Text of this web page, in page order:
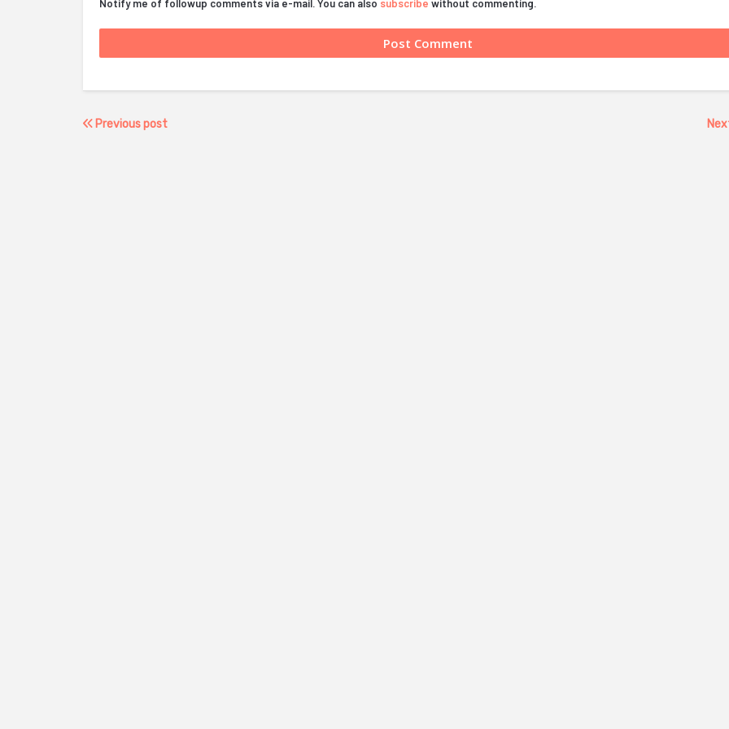
Notify me of followup comments via e-mail. You can also subscribe without commenting.
Previous post